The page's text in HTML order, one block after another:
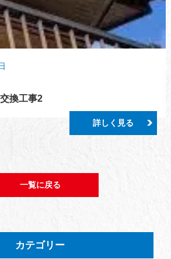
換工事2
詳しく見る
一覧に戻る
カテゴリー